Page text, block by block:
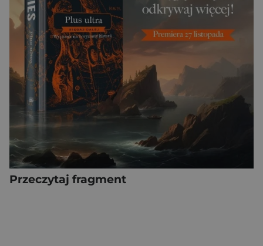
Przeczytaj fragment